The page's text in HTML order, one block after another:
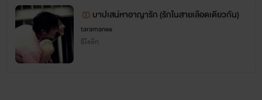
บาปเสน่หาอาญารัก (รักในสายเลือดเดียวกัน)
taramanee
อีโรติก